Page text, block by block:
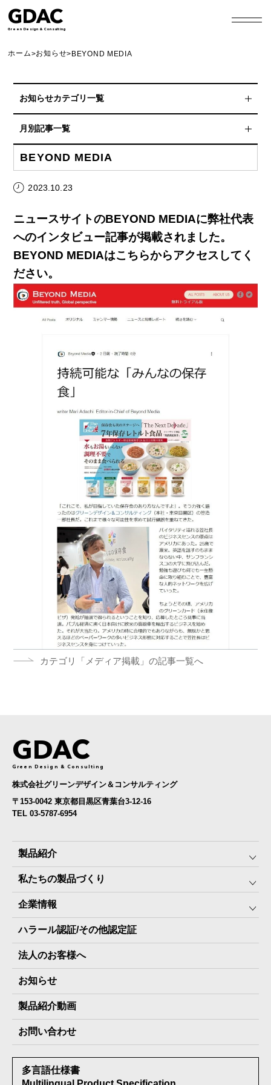
GDAC
Green Design & Consulting
ホーム>お知らせ>BEYOND MEDIA
お知らせカテゴリ一覧
スポンサーシップ
Blog
HP更新情報
お知らせ
展示会実績
寄附実績
災害・防災情報
チョッといい話
天災人語
月別記事一覧
2026年8月
2026年7月
2026年4月
2026年3月
2026年2月
2026年1月
2025年10月
2025年9月
2025年8月
2024年12月
2024年10月
2024年5月
2024年4月
2024年3月
2024年2月
2024年1月
2023年9月
2023年8月
BEYOND MEDIA
2023.10.23
ニュースサイトのBEYOND MEDIAに弊社代表
へのインタビュー記事が掲載されました。
BEYOND MEDIAはこちらからアクセスしてく
ださい。
カテゴリ「メディア掲載」の記事一覧へ
GDAC
Green Design & Consulting
株式会社グリーンデザイン＆コンサルティング
〒153-0042 東京都目黒区青葉台3-12-16
TEL 03-5787-6954
製品紹介
みんなの保存⾷
The Next Dekade10年保存
The Next Dekade7年保存
JARAペットフード7年保存
その他製品
私たちの製品づくり
SDGSへの取り組み
JARA(ペット⽤防災備蓄⾷)について
地産地消パッケージについて
企業情報
社⻑ご挨拶
スタッフ紹介
会社概要
製品納入実績
情報セキュリティ基本方針
受賞歴
ハラール認証/その他認定証
法人のお客様へ
お知らせ
製品紹介動画
お問い合わせ
多言語仕様書